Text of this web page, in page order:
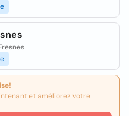
et améliorez votre